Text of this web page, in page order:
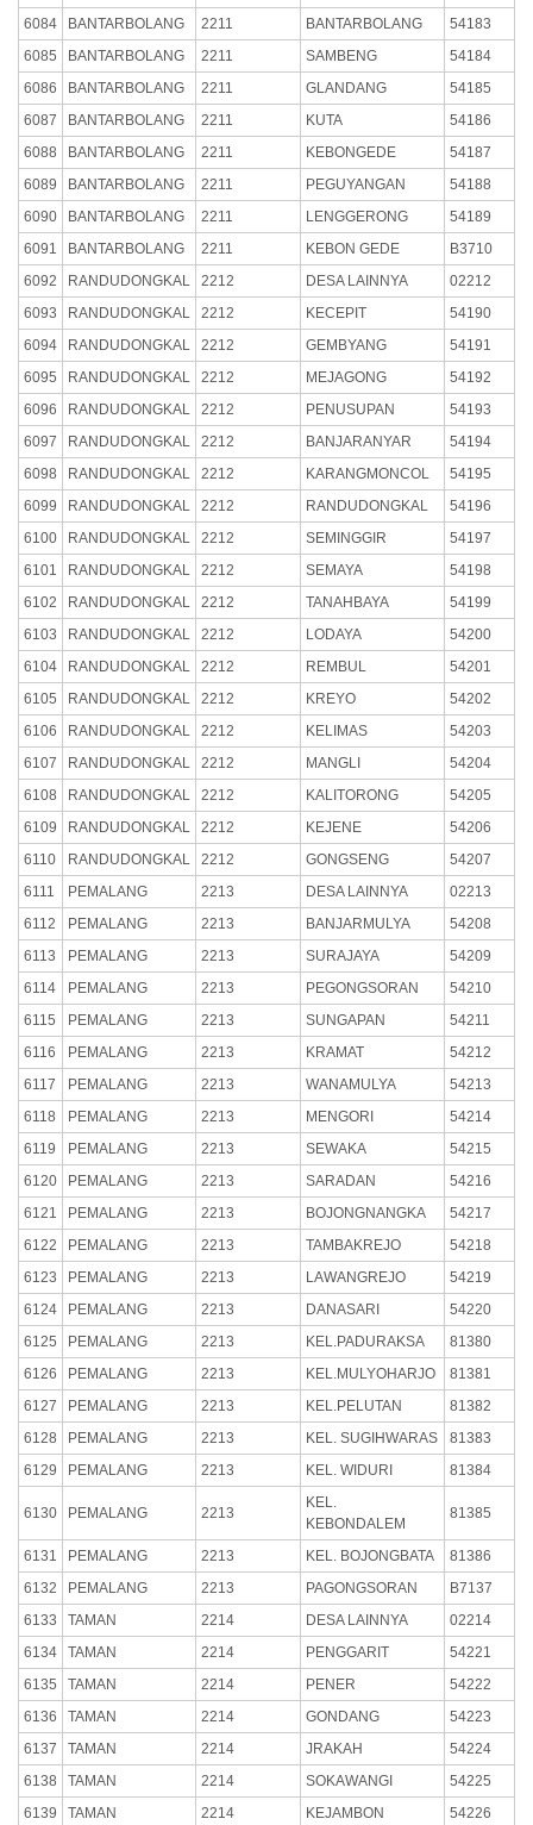
6084
BANTARBOLANG 2211 BANTARBOLANG
54183
6085
BANTARBOLANG 2211 SAMBENG
54184
6086
BANTARBOLANG 2211 GLANDANG
54185
6087
BANTARBOLANG 2211 KUTA
54186
6088
BANTARBOLANG 2211 KEBONGEDE
54187
6089
BANTARBOLANG 2211 PEGUYANGAN
54188
6090
BANTARBOLANG 2211 LENGGERONG
54189
6091
BANTARBOLANG 2211 KEBON GEDE
B3710
6092
RANDUDONGKAL 2212 DESA LAINNYA
02212
6093
RANDUDONGKAL 2212 KECEPIT
54190
6094
RANDUDONGKAL 2212 GEMBYANG
54191
6095
RANDUDONGKAL 2212 MEJAGONG
54192
6096
RANDUDONGKAL 2212 PENUSUPAN
54193
6097
RANDUDONGKAL 2212 BANJARANYAR
54194
6098
RANDUDONGKAL 2212 KARANGMONCOL
54195
6099
RANDUDONGKAL 2212 RANDUDONGKAL
54196
6100
RANDUDONGKAL 2212 SEMINGGIR
54197
6101
RANDUDONGKAL 2212 SEMAYA
54198
6102
RANDUDONGKAL 2212 TANAHBAYA
54199
6103
RANDUDONGKAL 2212 LODAYA
54200
6104
RANDUDONGKAL 2212 REMBUL
54201
6105
RANDUDONGKAL 2212 KREYO
54202
6106
RANDUDONGKAL 2212 KELIMAS
54203
6107
RANDUDONGKAL 2212 MANGLI
54204
6108
RANDUDONGKAL 2212 KALITORONG
54205
6109
RANDUDONGKAL 2212 KEJENE
54206
6110
RANDUDONGKAL 2212 GONGSENG
54207
6111
PEMALANG 2213 DESA LAINNYA
02213
6112
PEMALANG 2213 BANJARMULYA
54208
6113
PEMALANG 2213 SURAJAYA
54209
6114
PEMALANG 2213 PEGONGSORAN
54210
6115
PEMALANG 2213 SUNGAPAN
54211
6116
PEMALANG 2213 KRAMAT
54212
6117
PEMALANG 2213 WANAMULYA
54213
6118
PEMALANG 2213 MENGORI
54214
6119
PEMALANG 2213 SEWAKA
54215
6120
PEMALANG 2213 SARADAN
54216
6121
PEMALANG 2213 BOJONGNANGKA
54217
6122
PEMALANG 2213 TAMBAKREJO
54218
6123
PEMALANG 2213 LAWANGREJO
54219
6124
PEMALANG 2213 DANASARI
54220
6125
PEMALANG 2213 KEL.PADURAKSA
81380
6126
PEMALANG 2213 KEL.MULYOHARJO
81381
6127
PEMALANG 2213 KEL.PELUTAN
81382
6128
PEMALANG 2213 KEL. SUGIHWARAS
81383
6129
PEMALANG 2213 KEL. WIDURI 81384
6130 PEMALANG 2213
KEL.
KEBONDALEM
81385
6131 PEMALANG 2213 KEL. BOJONGBATA
81386
6132
PEMALANG 2213 PAGONGSORAN
B7137
6133
TAMAN 2214 DESA LAINNYA
02214
6134
TAMAN 2214 PENGGARIT
54221
6135
TAMAN 2214 PENER
54222
6136
TAMAN 2214 GONDANG
54223
6137
TAMAN 2214 JRAKAH
54224
6138
TAMAN 2214 SOKAWANGI
54225
6139
TAMAN 2214 KEJAMBON 54226